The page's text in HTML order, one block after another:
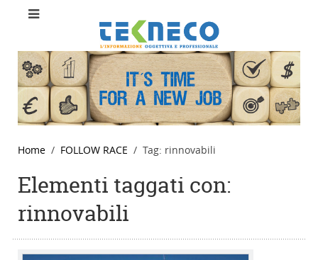
Home FOLLOW RACE Tag: rinnovabili
Elementi taggati con:
rinnovabili